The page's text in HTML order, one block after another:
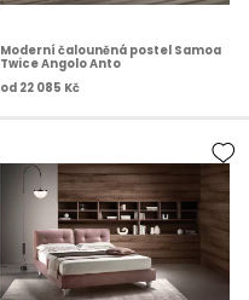
Moderní čalouněná postel Samoa
Twice Angolo Anto
od 22 085 Kč